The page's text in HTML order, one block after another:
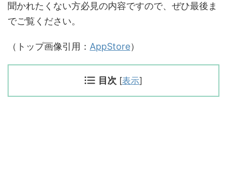
聞かれたくない方必見の内容ですので、ぜひ最後ま
でご覧ください。
（トップ画像引用： AppStore）
目次 [表示]